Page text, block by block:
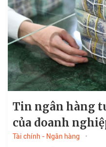
Tin ngân hàng
của doanh
Tài chính - Ngân hàng